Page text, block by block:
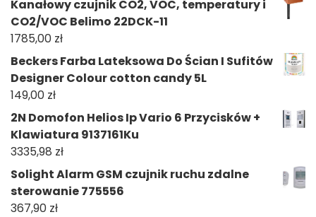
Kanałowy czujnik CO2, VOC, temperatury i
CO2/VOC Belimo 22DCK-11
1785,00 zł
Beckers Farba Lateksowa Do Ścian I Sufitów
Designer Colour cotton candy 5L
149,00 zł
2N Domofon Helios Ip Vario 6 Przycisków +
Klawiatura 9137161Ku
3335,98 zł
Solight Alarm GSM czujnik ruchu zdalne
sterowanie 775556
367,90 zł